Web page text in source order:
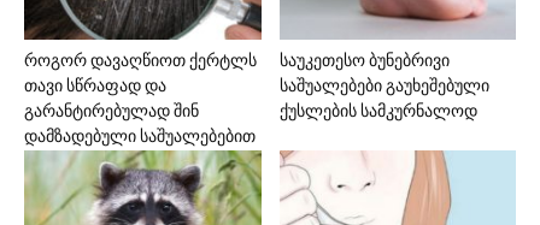
როგორ დავაღწიოთ ქერტლს
თავი სწრაფად და
გარანტირებულად შინ
დამზადებული საშუალებებით
საუკეთესო ბუნებრივი
საშუალებები გაუხეშებული
ქუსლების სამკურნალოდ